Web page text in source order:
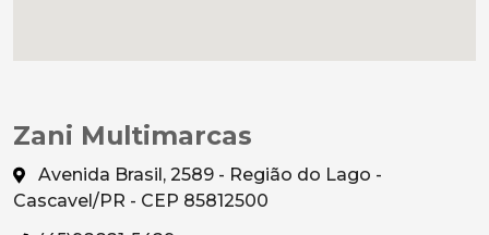
Zani Multimarcas
Avenida Brasil, 2589 - Região do Lago -
Cascavel/PR - CEP 85812500